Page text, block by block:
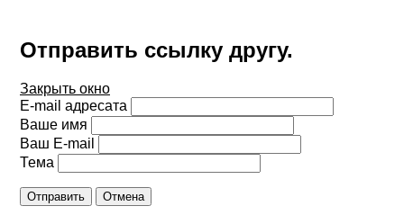
Отправить ссылку другу.
Закрыть окно
E-mail адресата
Ваше имя
Ваш E-mail
Тема
Отправить Отмена